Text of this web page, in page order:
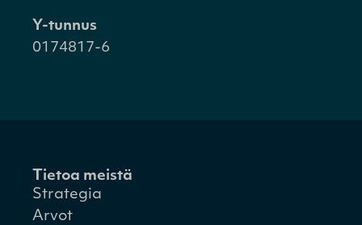
Y-tunnus
0174817-6
Tietoa meistä
Strategia
Arvot